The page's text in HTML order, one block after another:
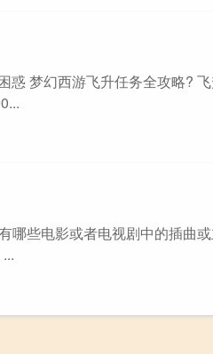
惑 梦幻西游飞升任务全攻略?
哪些电影或者电视剧中的插曲